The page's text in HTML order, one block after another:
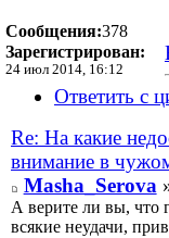
Сообщения:378
Зарегистрирован:
24 июл 2014, 16:12
Ответить с
Re: На какие
внимание в
Masha_Serova
А верите ли вы, что
всякие неудачи,